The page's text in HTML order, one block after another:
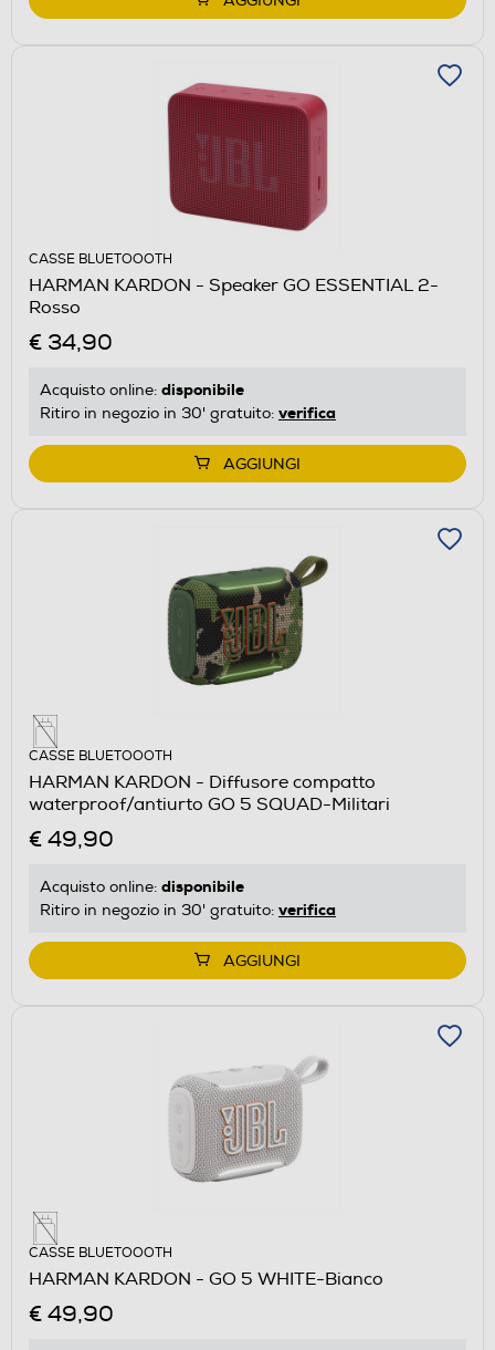
CASSE BLUETOOOTH
HARMAN KARDON - Speaker GO ESSENTIAL 2-
Rosso
€ 34,90
Acquisto online: disponibile
Ritiro in negozio in 30' gratuito: verifica
AGGIUNGI
CASSE BLUETOOOTH
HARMAN KARDON - Diffusore compatto
waterproof/antiurto GO 5 SQUAD-Militari
€ 49,90
Acquisto online: disponibile
Ritiro in negozio in 30' gratuito: verifica
AGGIUNGI
CASSE BLUETOOOTH
HARMAN KARDON - GO 5 WHITE-Bianco
€ 49,90